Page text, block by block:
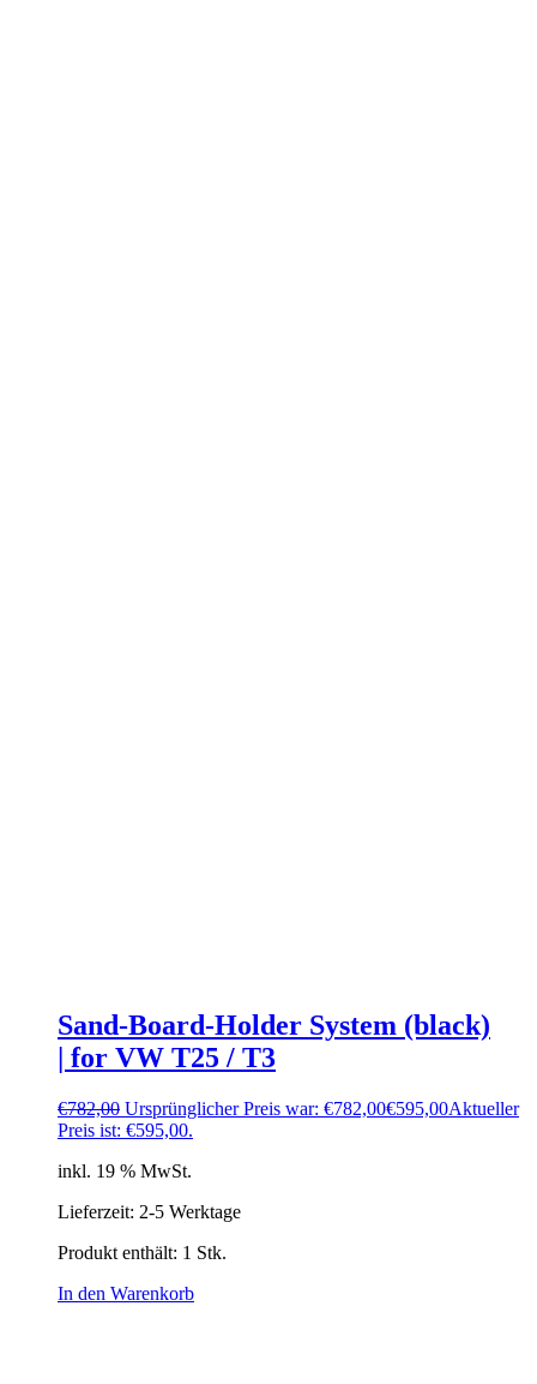
Sand-Board-Holder System (black)
| for VW T25 / T3
€782,00 Ursprünglicher Preis war: €782,00€595,00Aktueller
Preis ist: €595,00.
inkl. 19 % MwSt.
Lieferzeit: 2-5 Werktage
Produkt enthält: 1 Stk.
In den Warenkorb